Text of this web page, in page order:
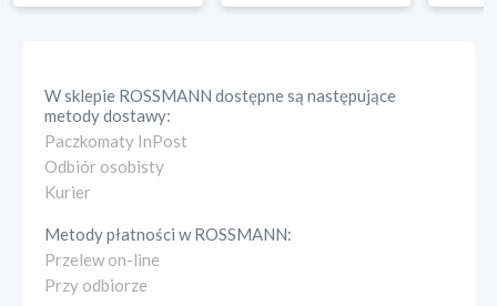
W sklepie ROSSMANN dostępne są następujące
metody dostawy:
Paczkomaty InPost
Odbiór osobisty
Kurier
Metody płatności wROSSMANN:
Przelew on-line
Przy odbiorze